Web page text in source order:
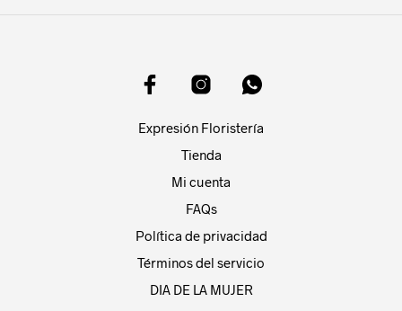
Expresión Floristería
Tienda
Mi cuenta
FAQs
Política de privacidad
Términos del servicio
DIA DE LA MUJER